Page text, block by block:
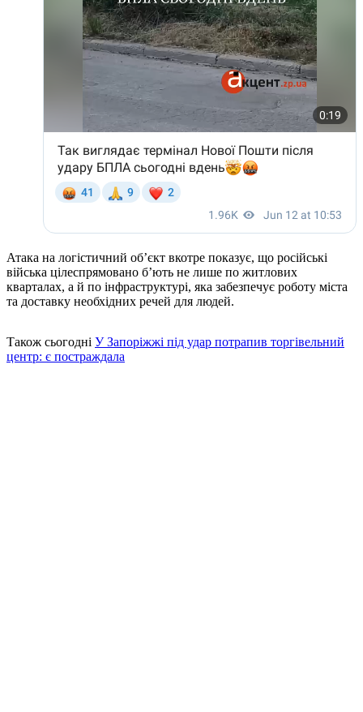
Атака на логістичний об’єкт вкотре показує, що російські
війська цілеспрямовано б’ють не лише по житлових
кварталах, а й по інфраструктурі, яка забезпечує роботу міста
та доставку необхідних речей для людей.
Також сьогодні У Запоріжжі під удар потрапив торгівельний
центр: є постраждала